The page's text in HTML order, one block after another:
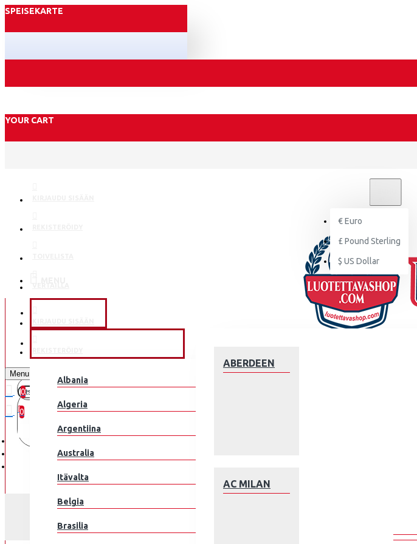
SPEISEKARTE
YOUR CART
€Euro
£ Pound Sterling
$ US Dollar
Ostoskorisi on tyhjä!
ABERDEEN
AC MILAN
Albania
Algeria
Argentiina
Australia
Itävalta
Belgia
Brasilia
Menu
0
0